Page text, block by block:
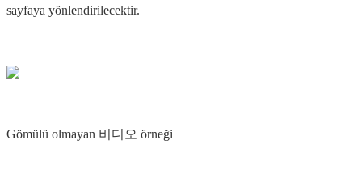
sayfaya yönlendirilecektir.
Gömülü olmayan 비디오 örneği